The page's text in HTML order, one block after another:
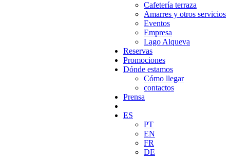
Cafetería terraza
Amarres y otros servicios
Eventos
Empresa
Lago Alqueva
Reservas
Promociones
Dónde estamos
Cómo llegar
contactos
Prensa
ES
PT
EN
FR
DE